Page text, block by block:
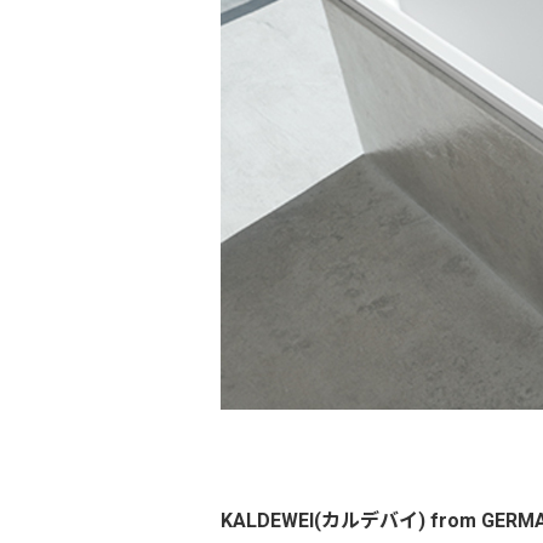
KALDEWEI(カルデバイ) from